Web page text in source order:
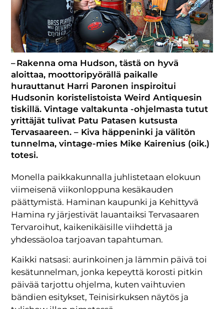
– Rakenna oma Hudson, tästä on hyvä
aloittaa, moottoripyörällä paikalle
hurauttanut Harri Paronen inspiroitui
Hudsonin koristelistoista Weird Antiquesin
tiskillä. Vintage valtakunta -ohjelmasta tutut
yrittäjät tulivat Patu Patasen kutsusta
Tervasaareen. – Kiva häppeninki ja välitön
tunnelma, vintage-mies Mike Kairenius (oik.)
totesi.
Monella paikkakunnalla juhlistetaan elokuun
viimeisenä viikonloppuna kesäkauden
päättymistä. Haminan kaupunki ja Kehittyvä
Hamina ry järjestivät lauantaiksi Tervasaaren
Tervaroihut, kaikenikäisille viihdettä ja
yhdessäoloa tarjoavan tapahtuman.
Kaikki natsasi: aurinkoinen ja lämmin päivä toi
kesätunnelman, jonka kepeyttä korosti pitkin
päivää tarjottu ohjelma, kuten vaihtuvien
bändien esitykset, Teinisirkuksen näytös ja